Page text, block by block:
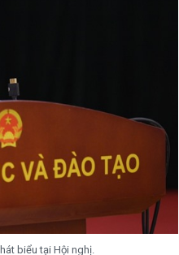
biểu tại Hội nghị.